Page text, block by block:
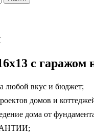
с гаражом
любой вкус и бюджет;
домов и
дома от